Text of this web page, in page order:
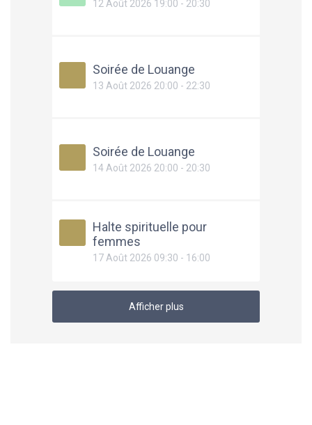
12 Août 2026 19:00 - 20:30
Soirée de Louange
13 Août 2026 20:00 - 22:30
Soirée de Louange
14 Août 2026 20:00 - 20:30
Halte spirituelle pour
femmes
17 Août 2026 09:30 - 16:00
Afficher plus